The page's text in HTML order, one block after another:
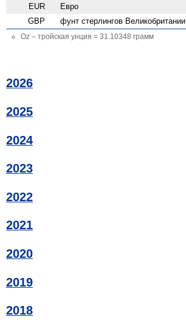
EUR Евро
GBP фунт стерлингов Велико­британии
Oz – тройская унция = 31.10348 грамм
2026
2025
2024
2023
2022
2021
2020
2019
2018